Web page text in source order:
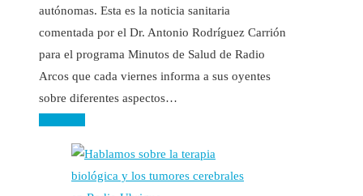
autónomas. Esta es la noticia sanitaria
comentada por el Dr. Antonio Rodríguez Carrión
para el programa Minutos de Salud de Radio
Arcos que cada viernes informa a sus oyentes
sobre diferentes aspectos…